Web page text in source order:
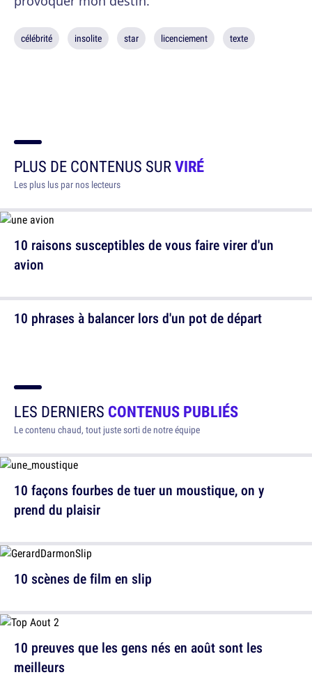
célébrité insolite star licenciement texte
PLUS DE CONTENUS SURVIRÉ
Les plus lus par nos lecteurs
10 raisons susceptibles de vous faire virer d'un
avion
10 phrases à balancer lors d'un pot de départ
LES DERNIERS CONTENUS PUBLIÉS
Le contenu chaud, tout juste sorti de notre équipe
10 façons fourbes de tuer un moustique, on y
prend du plaisir
10 preuves que les gens nés en août sont les
meilleurs
10 scènes de film en slip